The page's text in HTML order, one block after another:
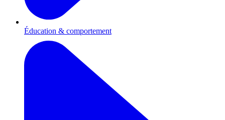
Éducation & comportement